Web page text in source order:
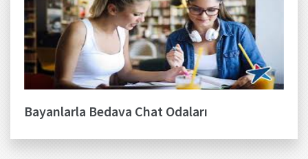
Bayanlarla Bedava Chat Odaları